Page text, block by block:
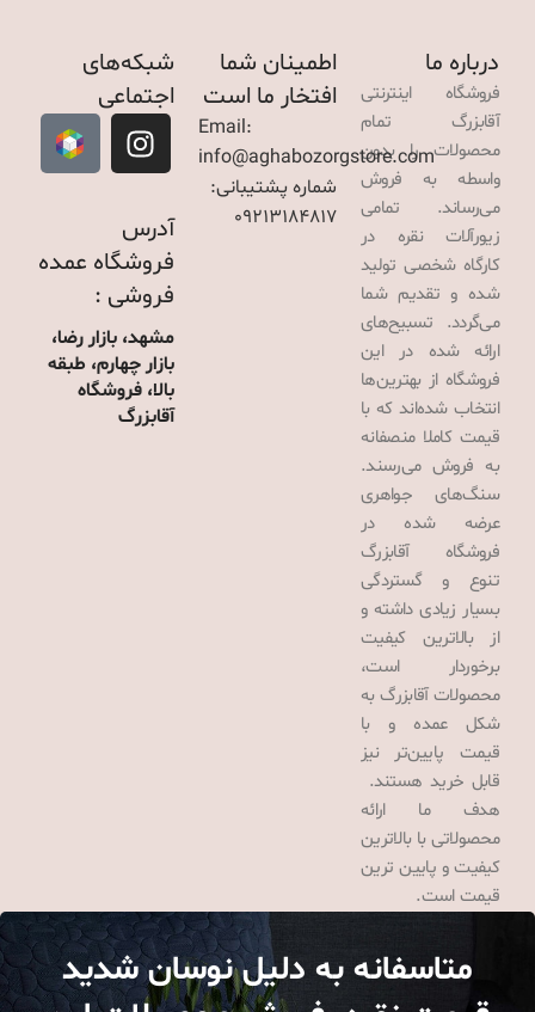
درباره ما
فروشگاه اینترنتی
آقابزرگ تمام
محصولات را بدون
واسطه به فروش
می‌رساند. تمامی
زیورآلات نقره در
کارگاه شخصی تولید
شده و تقدیم شما
می‌گردد. تسبیح‌های
ارائه شده در این
فروشگاه از بهترین‌ها
انتخاب شده‌اند که با
قیمت کاملا منصفانه
به فروش می‌رسند.
سنگ‌های جواهری
عرضه شده در
فروشگاه آقابزرگ
تنوع و گستردگی
بسیار زیادی داشته و
از بالاترین کیفیت
برخوردار است،
محصولات آقابزرگ به
شکل عمده و با
قیمت پایین‌تر نیز
قابل خرید هستند.
هدف ما ارائه
محصولاتی با بالاترین
کیفیت و پایین ترین
قیمت است.
اطمینان شما
افتخار ما است
Email:
info@aghabozorgstore.com
شماره پشتیبانی:
09213184817
شبکه‌های
اجتماعی
آدرس
فروشگاه عمده
فروشی :
مشهد، بازار رضا،
بازار چهارم، طبقه
بالا، فروشگاه
آقابزرگ
متاسفانه به دلیل نوسان شدید